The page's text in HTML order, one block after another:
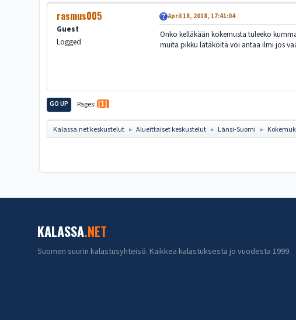
rasmus005
Guest
Logged
April 18, 2018, 17:41:04
Onko kelläkään kokemusta tuleeko
muita pikku lätäköitä voi antaa ilmi jos
GO UP Pages 1
Kalassa.net keskustelut ► Alueittaiset keskustelut ► Länsi-Suomi ►
KALASSA.NET
Suomen suurin kalastusyhteisö. Kaikkea kalastuksesta jo vuodesta 1999.